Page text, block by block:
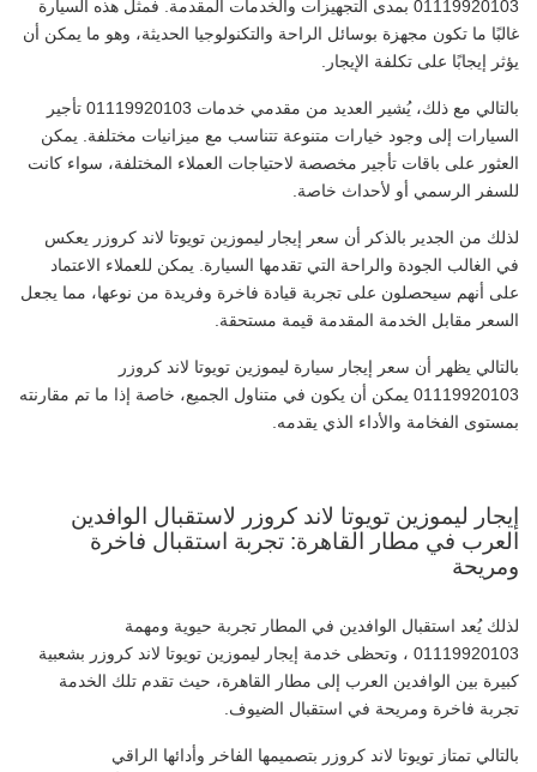
01119920103 بمدى التجهيزات والخدمات المقدمة. فمثل هذه السيارة
غالبًا ما تكون مجهزة بوسائل الراحة والتكنولوجيا الحديثة، وهو ما يمكن أن
يؤثر إيجابًا على تكلفة الإيجار.
بالتالي مع ذلك، يُشير العديد من مقدمي خدمات 01119920103 تأجير
السيارات إلى وجود خيارات متنوعة تتناسب مع ميزانيات مختلفة. يمكن
العثور على باقات تأجير مخصصة لاحتياجات العملاء المختلفة، سواء كانت
للسفر الرسمي أو لأحداث خاصة.
لذلك من الجدير بالذكر أن سعر إيجار ليموزين تويوتا لاند كروزر يعكس
في الغالب الجودة والراحة التي تقدمها السيارة. يمكن للعملاء الاعتماد
على أنهم سيحصلون على تجربة قيادة فاخرة وفريدة من نوعها، مما يجعل
السعر مقابل الخدمة المقدمة قيمة مستحقة.
بالتالي يظهر أن سعر إيجار سيارة ليموزين تويوتا لاند كروزر
01119920103 يمكن أن يكون في متناول الجميع، خاصة إذا ما تم مقارنته
بمستوى الفخامة والأداء الذي يقدمه.
إيجار ليموزين تويوتا لاند كروزر لاستقبال الوافدين
العرب في مطار القاهرة: تجربة استقبال فاخرة
ومريحة
لذلك يُعد استقبال الوافدين في المطار تجربة حيوية ومهمة
01119920103 ، وتحظى خدمة إيجار ليموزين تويوتا لاند كروزر بشعبية
كبيرة بين الوافدين العرب إلى مطار القاهرة، حيث تقدم تلك الخدمة
تجربة فاخرة ومريحة في استقبال الضيوف.
بالتالي تمتاز تويوتا لاند كروزر بتصميمها الفاخر وأدائها الراقي